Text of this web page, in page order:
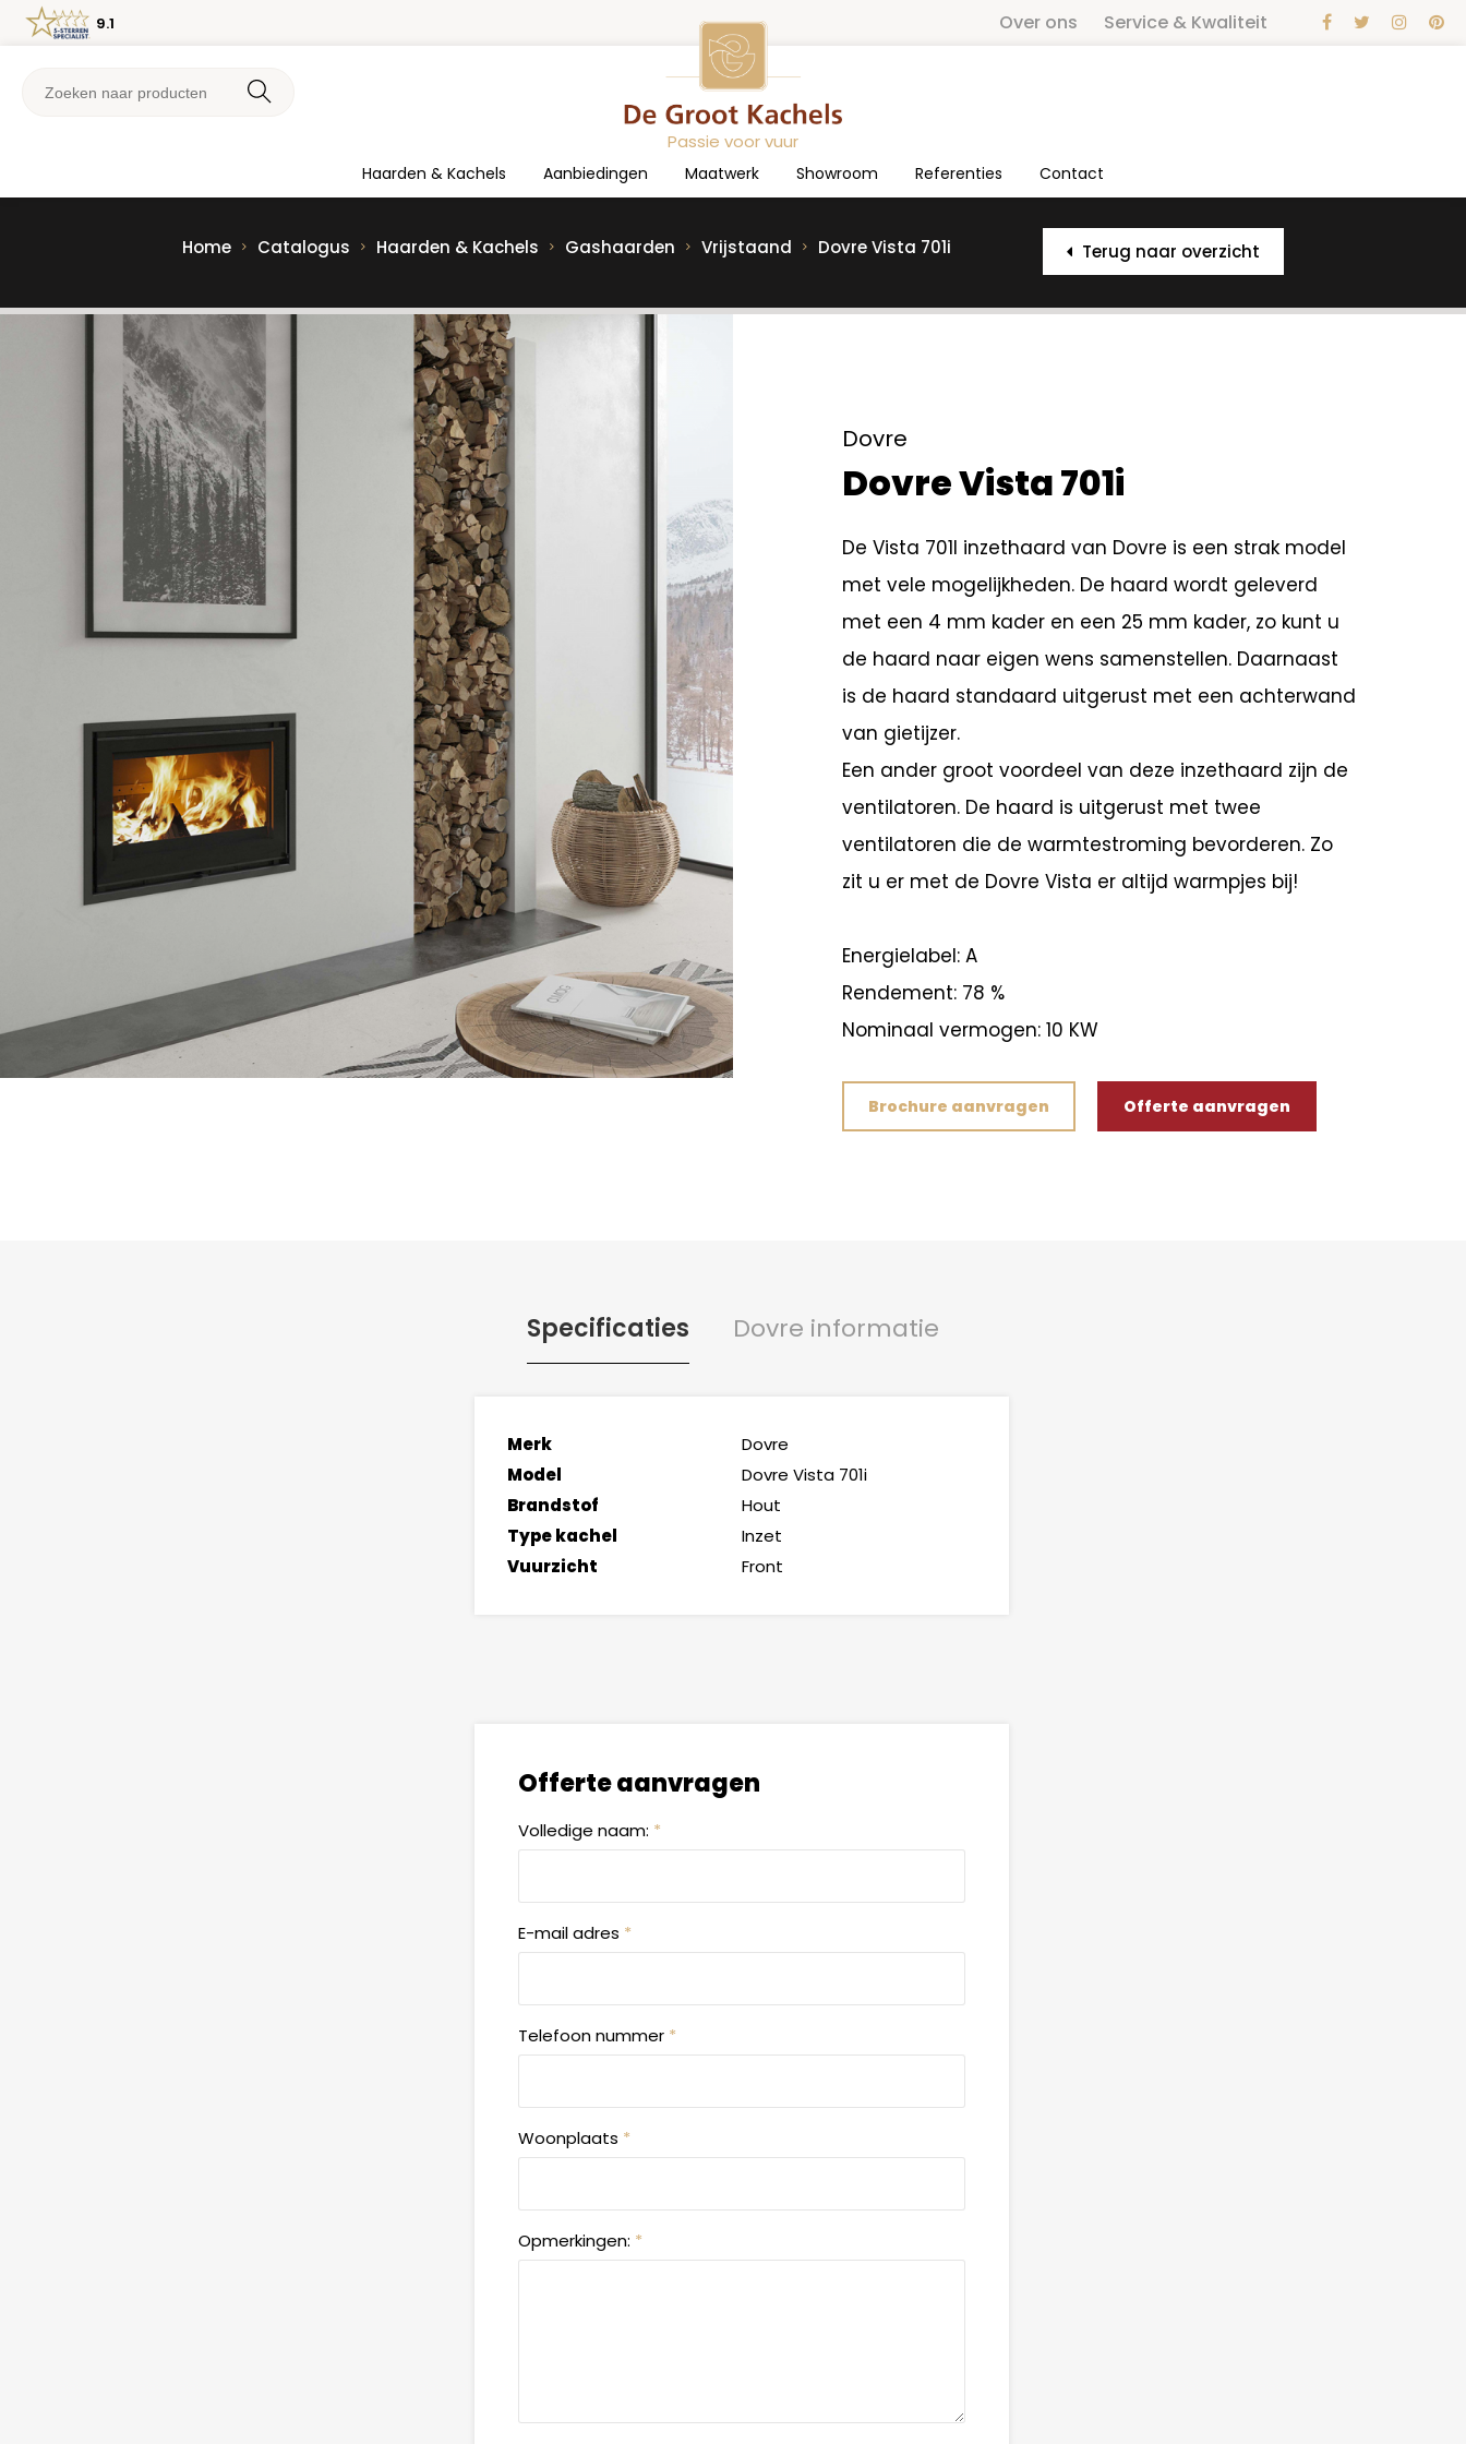
Over ons Service & Kwaliteit
Passie voor vuur
Haarden & Kachels Aanbiedingen Maatwerk Showroom Referenties Contact
9.1
Terug naar overzicht
Home Catalogus Haarden & Kachels Gashaarden Vrijstaand Dovre Vista 701i
Dovre
Dovre Vista 701i
De Vista 701I inzethaard van Dovre is een strak model
met vele mogelijkheden. De haard wordt geleverd
met een 4 mm kader en een 25 mm kader, zo kunt u
de haard naar eigen wens samenstellen. Daarnaast
is de haard standaard uitgerust met een achterwand
van gietijzer.
Een ander groot voordeel van deze inzethaard zijn de
ventilatoren. De haard is uitgerust met twee
ventilatoren die de warmtestroming bevorderen. Zo
zit u er met de Dovre Vista er altijd warmpjes bij!
Energielabel: A
Rendement: 78 %
Nominaal vermogen: 10 KW
Brochure aanvragen Offerte aanvragen
Specificaties Dovre informatie
Merk
Dovre
Model
Dovre Vista 701i
Brandstof
Hout
Type kachel
Inzet
Vuurzicht
Front
Offerte aanvragen
Volledige naam: *
E-mail adres *
Telefoon nummer *
Woonplaats *
Opmerkingen: *